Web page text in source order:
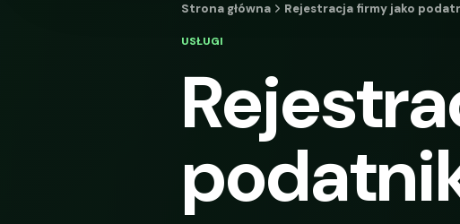
Strona główna Rejestracja firmy jako
USŁUGI